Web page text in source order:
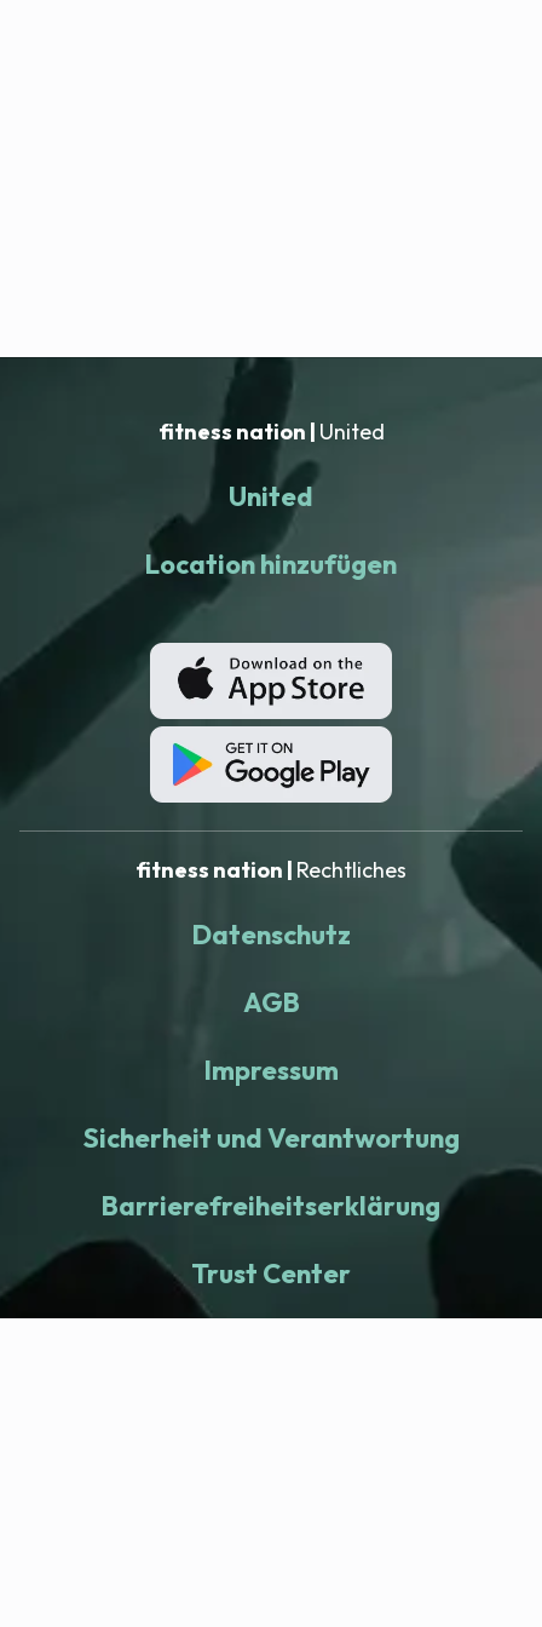
fitness nation | United
United
Location hinzufügen
fitness nation | Rechtliches
Datenschutz
AGB
Impressum
Sicherheit und Verantwortung
Barrierefreiheitserklärung
Trust Center